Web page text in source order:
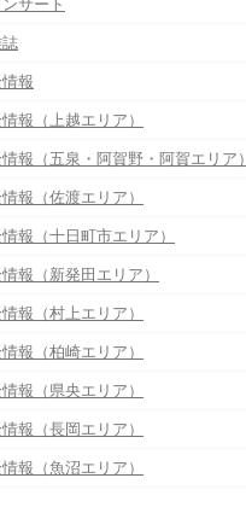
サート
誌
報
報（上越エリア）
報（五泉・阿賀野・阿賀エリア）
報（佐渡エリア）
報（十日町市エリア）
報（新発田エリア）
報（村上エリア）
報（柏崎エリア）
報（県央エリア）
報（長岡エリア）
報（魚沼エリア）